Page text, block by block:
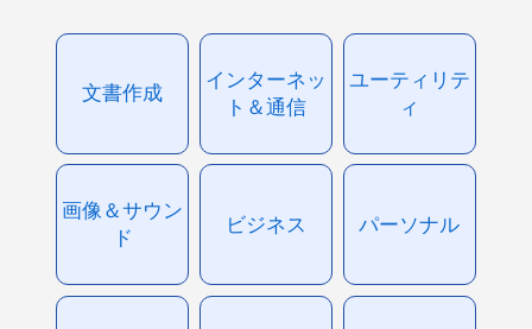
文書作成
インターネッ
ト＆通信
ユーティリテ
ィ
画像＆サウン
ド
ビジネス パーソナル